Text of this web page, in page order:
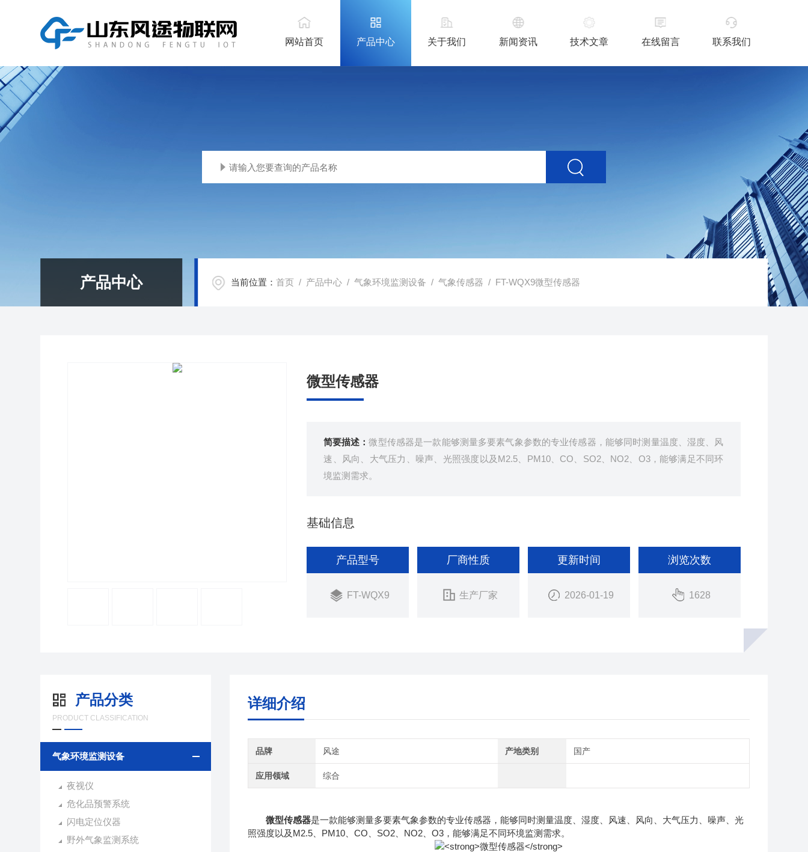
网站首页 产品中心 关于我们 新闻资讯 技术文章 在线留言 联系我们
产品中心 当前位置：首页 / 产品中心 /气象环境监测设备 /气象传感器 / FT-WQX9微型传感器
微型传感器
简要描述：微型传感器是一款能够测量多要素气象参数的专业传感器，能够同时测量温度、湿度、风
速、风向、大气压力、噪声、光照强度以及M2.5、PM10、CO、SO2、NO2、O3，能够满足不同环
境监测需求。
基础信息
产品型号
FT-WQX9
厂商性质
生产厂家
更新时间
2026-01-19
浏览次数
1628
产品分类
PRODUCT CLASSIFICATION
气象环境监测设备
夜视仪
危化品预警系统
闪电定位仪器
野外气象监测系统
详细介绍
品牌 风途 产地类别 国产
应用领域 综合
微型传感器是一款能够测量多要素气象参数的专业传感器，能够同时测量温度、湿度、风速、风向、大气压力、噪声、光
照强度以及M2.5、PM10、CO、SO2、NO2、O3，能够满足不同环境监测需求。